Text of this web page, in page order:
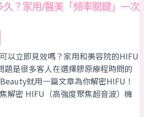
久？家用/醫美「頻率關鍵」一次
以立即見效嗎？家用和美容院的HIFU
題是很多客人在選擇膠原療程時問的
就用一篇文章為你解密HIFU！
解密 HIFU（高強度聚焦超音波）機